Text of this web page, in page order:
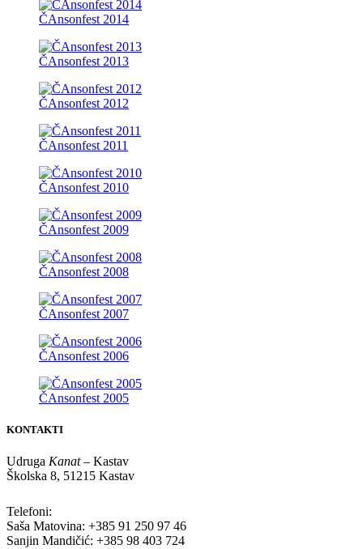
ČAnsonfest 2014
ČAnsonfest 2013
ČAnsonfest 2012
ČAnsonfest 2011
ČAnsonfest 2010
ČAnsonfest 2009
ČAnsonfest 2008
ČAnsonfest 2007
ČAnsonfest 2006
ČAnsonfest 2005
KONTAKTI
Udruga Kanat– Kastav
Školska 8, 51215 Kastav
Telefoni:
Saša Matovina: +385 91 250 97 46
Sanjin Mandičić: +385 98 403 724